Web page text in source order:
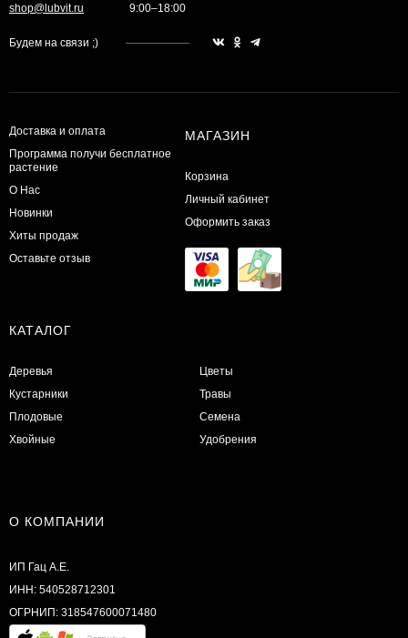
shop@lubvit.ru 9:00–18:00
Будем на связи ;)
Доставка и оплата
Программа получи бесплатное
растение
О Нас
Новинки
Хиты продаж
Оставьте отзыв
МАГАЗИН
Корзина
Личный кабинет
Оформить заказ
КАТАЛОГ
Деревья
Кустарники
Плодовые
Хвойные
Цветы
Травы
Семена
Удобрения
О КОМПАНИИ
ИП Гац А.Е.
ИНН: 540528712301
ОГРНИП: 318547600071480